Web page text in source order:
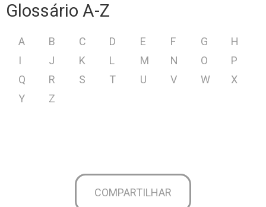
Glossário A-Z
A B C D E F G
H
I
J K L M N O
P
Q
R S T U V W
X
Y
Z
COMPARTILHAR